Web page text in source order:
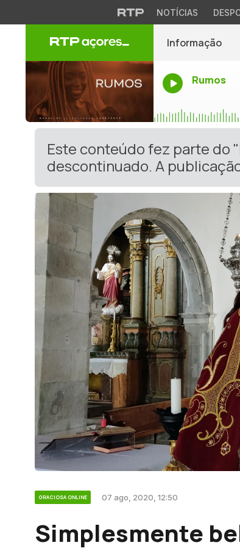
NOTÍCIAS
Informação
Rumos
Este conteúdo fez parte do
descontinuado. A
GRACIOSA ONLINE 07 ago, 2020, 12:50
Simplesmente